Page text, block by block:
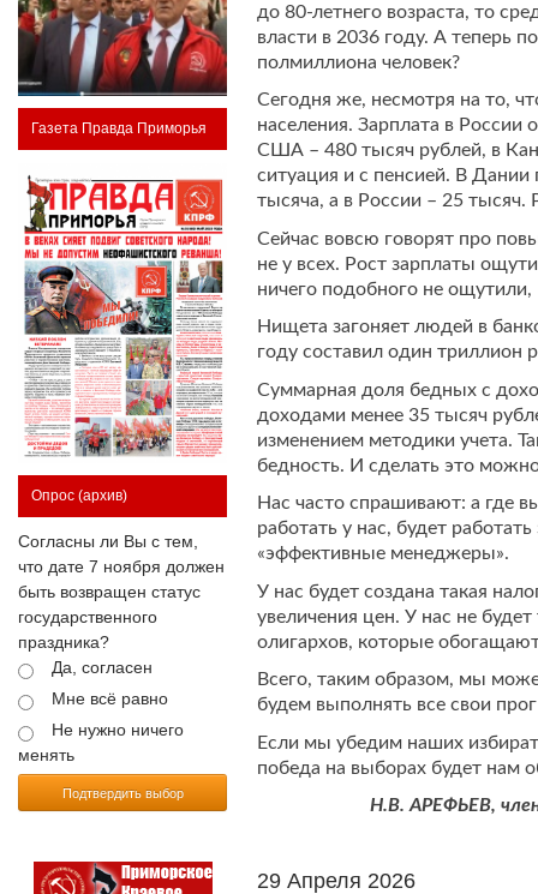
Газета Правда Приморья
Опрос (архив)
Согласны ли Вы с тем,
что дате 7 ноября должен
быть возвращен статус
государственного
праздника?
Да, согласен
Мне всё равно
Не нужно ничего
менять
Подтвердить выбор
до 80-летнего возраста, то
власти в 2036 году. А теперь
полмиллиона человек?
Сегодня же, несмотря на то,
населения. Зарплата в России
США – 480 тысяч рублей, в
ситуация и с пенсией. В
тысяча, а в России – 25 тысяч.
Сейчас вовсю говорят про
не у всех. Рост зарплаты
ничего подобного не
Нищета загоняет людей в
году составил один триллион
Суммарная доля бедных с
доходами менее 35 тысяч
изменением методики учета.
бедность. И сделать это
Нас часто спрашивают: а где
работать у нас, будет
«эффективные менеджеры».
У нас будет создана такая
увеличения цен. У нас не
олигархов, которые
Всего, таким образом, мы
будем выполнять все свои
Если мы убедим наших
победа на выборах будет нам
Н.В. АРЕФЬЕВ,
29 Апреля 2026